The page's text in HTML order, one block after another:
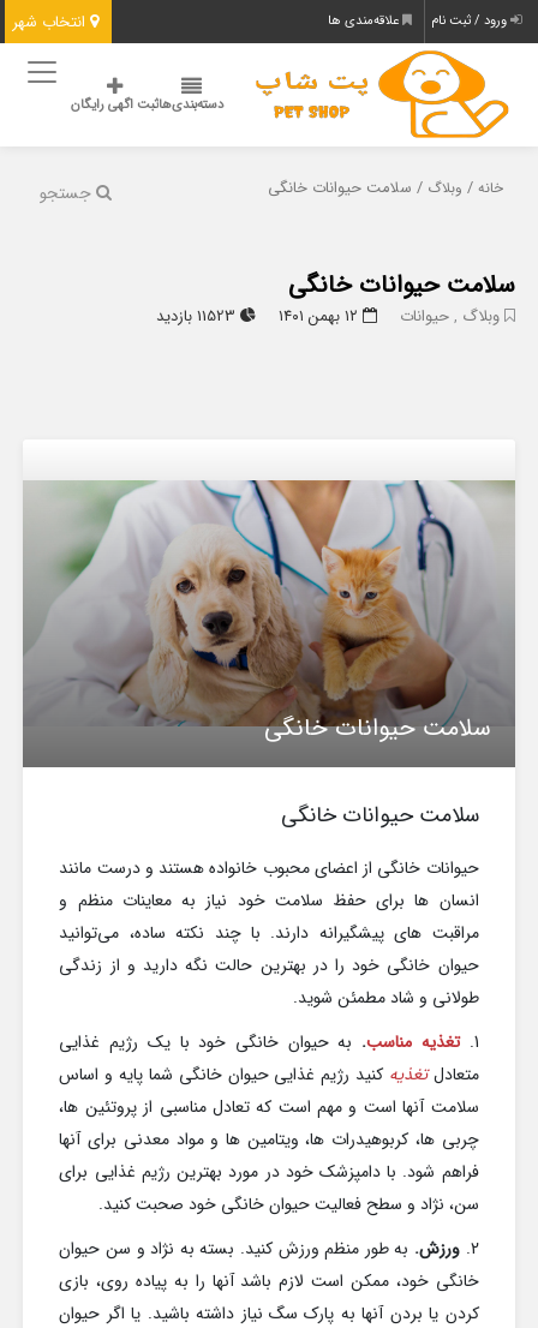
انتخاب شهر ورود / ثبت نام علاقه‌مندی ها
دسته‌بندی‌هاثبت اگهی رایگان
جستجو خانه / وبلاگ / سلامت حیوانات خانگی
سلامت حیوانات خانگی
وبلاگ ,حیوانات
سلامت حیوانات خانگی
سلامت حیوانات خانگی
حیوانات خانگی از اعضای محبوب خانواده هستند و درست مانند
انسان ها برای حفظ سلامت خود نیاز به معاینات منظم و
مراقبت های پیشگیرانه دارند. با چند نکته ساده، می‌توانید
حیوان خانگی خود را در بهترین حالت نگه دارید و از زندگی
طولانی و شاد مطمئن شوید.
1. تغذیه مناسب. به حیوان خانگی خود با یک رژیم غذایی
متعادلتغذیه کنید رژیم غذایی حیوان خانگی شما پایه و اساس
سلامت آنها است و مهم است که تعادل مناسبی از پروتئین ها،
چربی ها، کربوهیدرات ها، ویتامین ها و مواد معدنی برای آنها
فراهم شود. با دامپزشک خود در مورد بهترین رژیم غذایی برای
سن، نژاد و سطح فعالیت حیوان خانگی خود صحبت کنید.
2. ورزش. به طور منظم ورزش کنید. بسته به نژاد و سن حیوان
خانگی خود، ممکن است لازم باشد آنها را به پیاده روی، بازی
کردن یا بردن آنها به پارک سگ نیاز داشته باشید. یا اگر حیوان